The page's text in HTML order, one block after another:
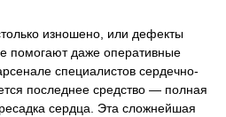
изношено, или дефекты
помогают даже оперативные
специалистов сердечно-
последнее средство — полная
сердца. Эта сложнейшая